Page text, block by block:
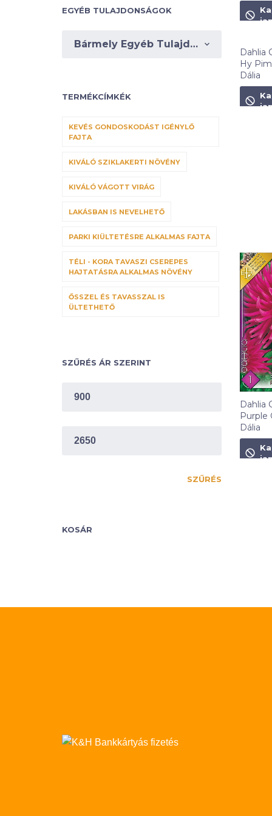
EGYÉB TULAJDONSÁGOK
Bármely Egyéb Tulajdonságok
TERMÉKCÍMKÉK
KEVÉS GONDOSKODÁST IGÉNYLŐ
FAJTA
KIVÁLÓ SZIKLAKERTI NÖVÉNY
KIVÁLÓ VÁGOTT VIRÁG
LAKÁSBAN IS NEVELHETŐ
PARKI KIÜLTETÉSRE ALKALMAS FAJTA
TÉLI - KORA TAVASZI CSEREPES
HAJTATÁSRA ALKALMAS NÖVÉNY
ŐSSZEL ÉS TAVASSZAL IS
ÜLTETHETŐ
SZŰRÉS ÁR SZERINT
SZŰRÉS
KOSÁR
1 490
Dahlia
Hy
Dália
1 350
Dahlia
Purple
Dália
1 490